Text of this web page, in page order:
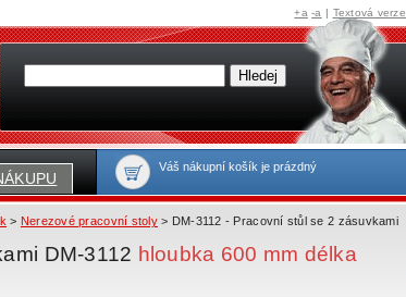
Váš nákupní košík je prázdný
> Nerezové pracovní stoly> DM-3112 - Pracovní stůl se 2 zásuvkami
DM-3112 hloubka 600 mm délka
+a -a | Textová verze